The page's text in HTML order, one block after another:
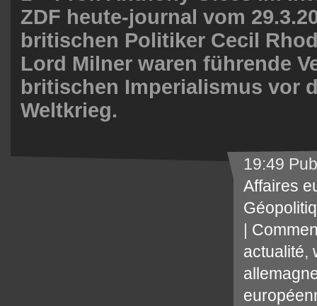
ZDF heute-journal vom
britischen Politiker Cecil
Lord Milner waren führende
britischen Imperialismus vor
Weltkrieg.
19:49
Affaires
actualité,